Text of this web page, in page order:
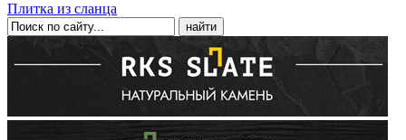
Плитка из сланца